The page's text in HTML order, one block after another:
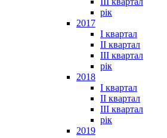
рік
2017
I квартал
II квартал
III квартал
рік
2018
I квартал
II квартал
III квартал
рік
2019